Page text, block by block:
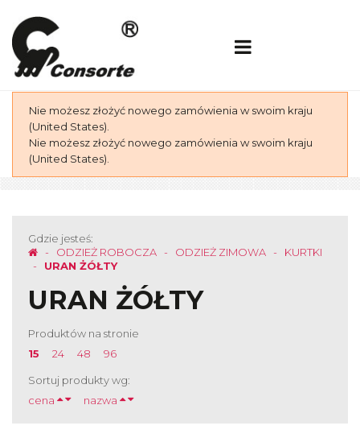
Nie możesz złożyć nowego zamówienia w swoim kraju
(United States).
Nie możesz złożyć nowego zamówienia w swoim kraju
(United States).
Gdzie jesteś:
ODZIEŻ ROBOCZA
ODZIEŻ ZIMOWA
KURTKI
URAN ŻÓŁTY
URAN ŻÓŁTY
Produktów na stronie
15
24 48 96
Sortuj produkty wg:
cena
nazwa